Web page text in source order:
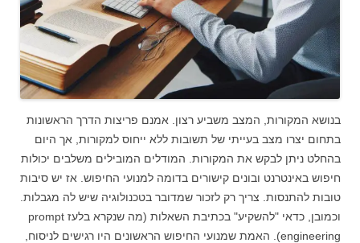
בנושא המקורות, המצב משביע רצון. אמנם פריצות הדרך הראשונות
בתחום יצרו מצב בעייתי של תשובות ללא ייחוס למקורות, אך היום
בהחלט ניתן לבקש את המקורות. המודלים המובילים משלבים יכולות
חיפוש באינטרנט ובונים קישורים בדומה למנועי החיפוש. אז יש סיבות
טובות להתנסות. צריך רק לזכור שמדובר בטכנולוגיה שיש לה מגבלות.
וכמובן, כדאי "להשקיע" בכתיבת השאלות (מה שנקרא בלעז prompt
engineering). האמת שמנועי החיפוש הראשונים היו רגישים לניסוח,